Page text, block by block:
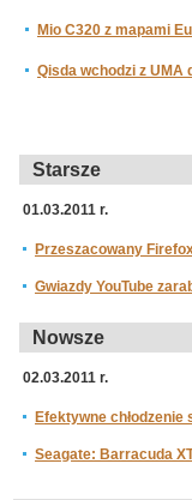
Mio C320 z mapami
Qisda wchodzi z UMA
Starsze
01.03.2011 r.
Przeszacowany
Gwiazdy YouTube
Nowsze
02.03.2011 r.
Efektywne
Seagate: Barracuda